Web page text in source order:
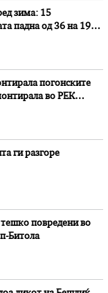
зима: 15
падна од 36 на 19
погонските
во РЕК
ги разгоре
тешко повредени во
Битола